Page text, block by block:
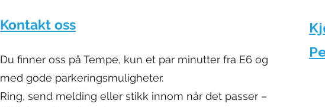
Kontakt oss
Du finner oss på Tempe, kun et par minutter fra E6 og
med gode parkeringsmuligheter.
Ring, send melding eller stikk innom når det passer –